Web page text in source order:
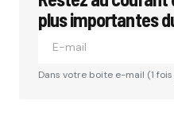
plus importantes
Dans votre boite e-mail (1